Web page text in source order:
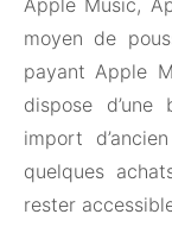
Apple Music,
moyen de
payant Apple
dispose
import
quelques
rester